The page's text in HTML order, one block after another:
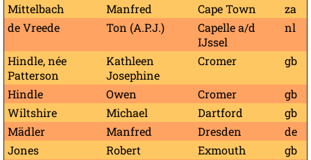
Mittelbach
Manfred Cape Town
za
de Vreede
Ton (A.P.J.)
Capelle a/d
IJssel
nl
Hindle, née
Patterson
Kathleen
Josephine
Cromer gb
Hindle Owen Cromer
gb
Wiltshire
Michael Dartford
gb
Mädler
Manfred Dresden
de
Jones
Robert Exmouth
gb